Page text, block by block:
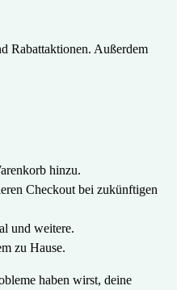
Rabattaktionen. Außerdem
hinzu.
Checkout bei zukünftigen
und weitere.
zu Hause.
haben wirst, deine